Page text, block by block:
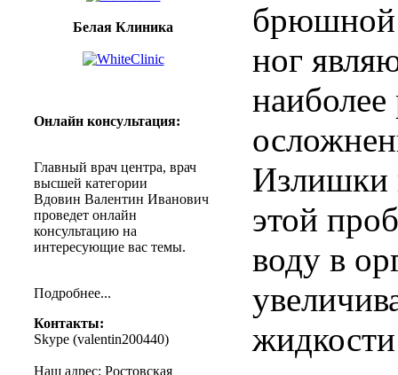
Белая Клиника
Онлайн консультация:
Главный врач центра, врач
высшей категории
Вдовин Валентин Иванович
проведет онлайн
консультацию на
интересующие вас темы.
Подробнее...
Контакты:
Skype (valentin200440)
Наш адрес: Ростовская
брюшной
ног
наиболее
Излишки
этой
воду в
жидкости